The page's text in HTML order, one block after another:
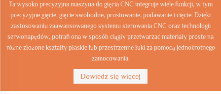
Ta wysoko precyzyjna maszyna do gięcia CNC integruje wiele funkcji, w tym
precyzyjne gięcie, gięcie swobodne, prostowanie, podawanie i cięcie. Dzięki
zastosowaniu zaawansowanego systemu sterowania CNC oraz technologii
serwonapędów, potrafi ona w sposób ciągły przetwarzać materiały proste na
różne złożone kształty płaskie lub przestrzenne łuki za pomocą jednokrotnego
zamocowania.
Dowiedz się więcej